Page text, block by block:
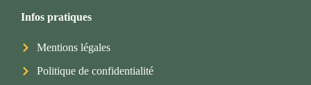
Infos pratiques
Mentions légales
Politique de confidentialité